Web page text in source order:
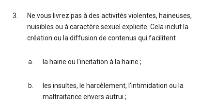
Ne vous livrez pas à des activités violentes, haineuses,
nuisibles ou à caractère sexuel explicite. Cela inclut la
création ou la diffusion de contenus qui facilitent :
la haine ou l'incitation à la haine ;
les insultes, le harcèlement, l'intimidation ou la
maltraitance envers autrui ;